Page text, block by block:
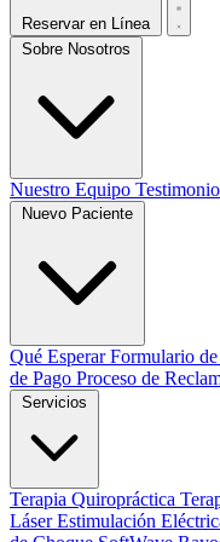
Reservar en Línea
Nuestro Equipo
Qué EsperarFormulario
de Pago Proceso de
Terapia Quiropráctica
LáserEstimulación